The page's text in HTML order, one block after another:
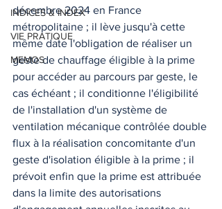
INDICES & INDEX
VIE PRATIQUE
MEMOS
décembre 2024 en France
métropolitaine ; il lève jusqu'à cette
même date l'obligation de réaliser un
geste de chauffage éligible à la prime
pour accéder au parcours par geste, le
cas échéant ; il conditionne l'éligibilité
de l'installation d'un système de
ventilation mécanique contrôlée double
flux à la réalisation concomitante d'un
geste d'isolation éligible à la prime ; il
prévoit enfin que la prime est attribuée
dans la limite des autorisations